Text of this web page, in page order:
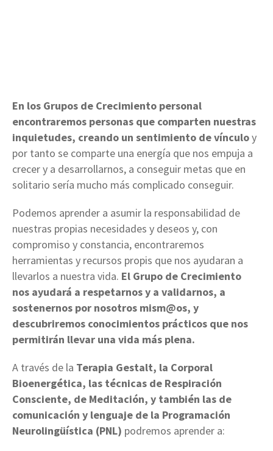
En los Grupos de Crecimiento personal
encontraremos personas que comparten nuestras
inquietudes, creando un sentimiento de vínculoy
por tanto se comparte una energía que nos empuja a
crecer y a desarrollarnos, a conseguir metas que en
solitario sería mucho más complicado conseguir.
Podemos aprender a asumir la responsabilidad de
nuestras propias necesidades y deseos y, con
compromiso y constancia, encontraremos
herramientas y recursos propis que nos ayudaran a
llevarlos a nuestra vida. El Grupo de Crecimiento
nos ayudará a respetarnos y a validarnos, a
sostenernos por nosotros mism@os, y
descubriremos conocimientos prácticos que nos
permitirán llevar una vida más plena.
A través de la Terapia Gestalt, la Corporal
Bioenergética, las técnicas de Respiración
Consciente, de Meditación, y también las de
comunicación y lenguaje de la Programación
Neurolingüística (PNL) podremos aprender a: